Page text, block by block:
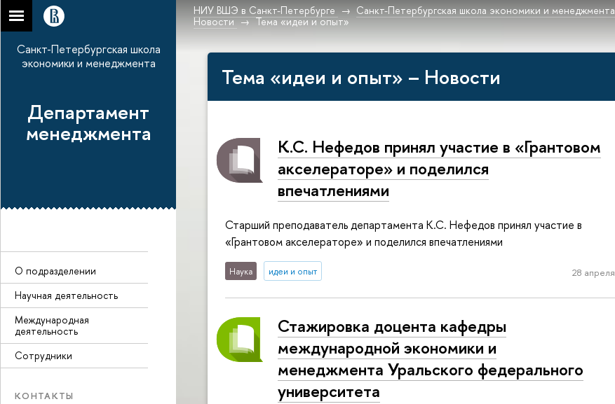
НИУ ВШЭ в Санкт-Петербурге Санкт-Петербургская школа экономики и менеджмента
Новости
Тема «идеи и опыт»
Санкт-Петербургская школа
экономики и менеджмента
Департамент
менеджмента
О подразделении
Научная деятельность
Международная
деятельность
Сотрудники
КОНТАКТЫ
Тема «идеи и опыт» – Новости
К.С. Нефедов принял участие в «Грантовом
акселераторе» и поделился
впечатлениями
Старший преподаватель департамента К.С. Нефедов принял участие в
«Грантовом акселераторе» и поделился впечатлениями
Наука идеи и опыт 28 апреля
Стажировка доцента кафедры
международной экономики и
менеджмента Уральского федерального
университета